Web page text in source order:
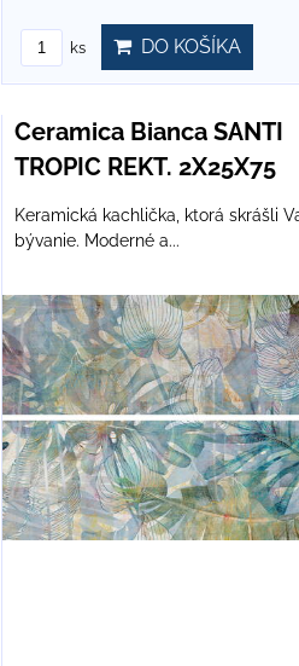
ks DO KOŠÍKA
Ceramica Bianca SANTI
TROPIC REKT. 2X25X75
Keramická kachlička, ktorá skrášli
bývanie. Moderné a...